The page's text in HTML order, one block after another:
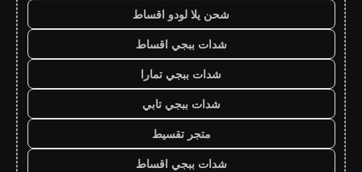
شحن يلا لودو اقساط
شدات ببجي اقساط
شدات ببجي تمارا
شدات ببجي تابي
متجر تقسيط
شدات ببجي اقساط